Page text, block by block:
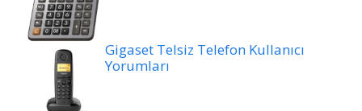
Gigaset Telsiz Telefon Kullanıcı
Yorumları